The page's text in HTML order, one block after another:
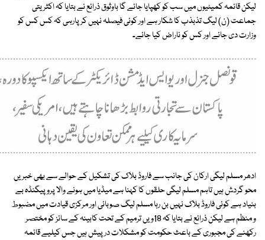
لیکن قائمہ کمیٹیوں میں سب کو کھپایا جائے گا باوثوق ذرائع نے بتایا کہ اکثریتی
جماعت (ن) لیگ تذبذب کا شکار ہے اور کوئی فیصلہ نہیں کرپارہی کہ کس کس کو
وزارت دی جائے اور کس کو ناراض کیا جائے۔
ادھر مسلم لیگی ارکان کی جانب سے فاروڈ بلاک کی تشکیل کے حوالے سے بھی خبریں
محو گردش ہیں تاہم مسلم لیگی حلقوں کا کہنا ہے میڈیا میں ہونے والا پروپیگنڈہ بے
بنیاد ہے کوئی فاروڈ بلاک نہیں بن رہا مسلم لیگ صوبائی اور مرکزی قیادت میں مضبوط
و منظم ہے لیکن ذرائع نے بتایا کہ 18ویں ترمیم کے تحت کابینہ کے سائز کو مختصر
رکھنے کی مجبوری کے باعث حکومت کو مشکلات درپیش ہیں جس کیلیے قائمہ